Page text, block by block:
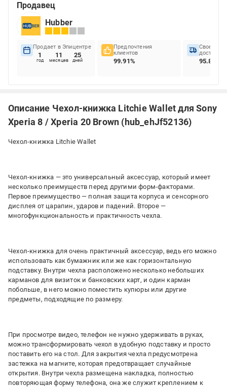
Продавец
Hubber
Продает в Эпицентре
1
год
11
месяцев
25
дней
Предпочтения
клиентов
99.91%
доставок
95.85%
Описание Чехол-книжка Litchie Wallet для Sony
Xperia 8 / Xperia 20 Brown (hub_ehJf52136)
Чехол-книжка Litchie Wallet
Чехол-книжка ― это универсальный аксессуар, который имеет
несколько преимуществ перед другими форм-факторами.
Первое преимущество ― полная защита корпуса и сенсорного
дисплея от царапин, ударов и падений. Второе ―
многофункциональность и практичность чехла.
Чехол-книжка для очень практичный аксессуар, ведь его можно
использовать как бумажник или же как горизонтальную
подставку. Внутри чехла расположено несколько небольших
карманов для визиток и банковских карт, и один карман
побольше, в него можно поместить купюры или другие
предметы, подходящие по размеру.
При просмотре видео, телефон не нужно удерживать в руках,
можно трансформировать чехол в удобную подставку и просто
поставить его на стол. Для закрытия чехла предусмотрена
застежка на магните, которая предотвращает случайные
открытия. Внутри чехла размещена накладка, полностью
повторяющая форму телефона, она же служит креплением к